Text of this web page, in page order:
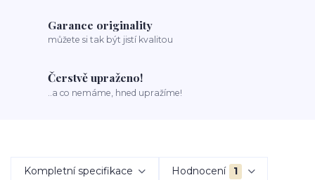
Garance originality
můžete si tak být jistí kvalitou
Čerstvě upraženo!
..a co nemáme, hned upražíme!
Kompletní specifikace Hodnocení 1